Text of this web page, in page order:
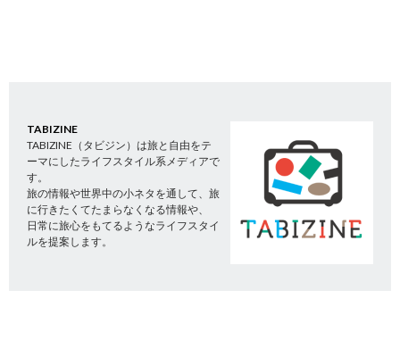
TABIZINE
TABIZINE（タビジン）は旅と自由をテ
ーマにしたライフスタイル系メディアで
す。
旅の情報や世界中の小ネタを通して、旅
に行きたくてたまらなくなる情報や、
日常に旅心をもてるようなライフスタイ
ルを提案します。